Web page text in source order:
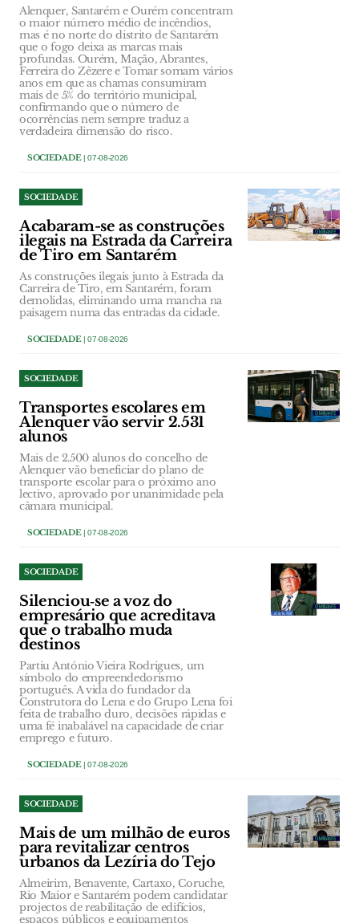
Alenquer, Santarém e Ourém concentram
o maior número médio de incêndios,
mas é no norte do distrito de Santarém
que o fogo deixa as marcas mais
profundas. Ourém, Mação, Abrantes,
Ferreira do Zêzere e Tomar somam vários
anos em que as chamas consumiram
mais de 5% do território municipal,
confirmando que o número de
ocorrências nem sempre traduz a
verdadeira dimensão do risco.
SOCIEDADE| 07-08-2026
SOCIEDADE
Acabaram-se as construções
ilegais na Estrada da Carreira
de Tiro em Santarém
As construções ilegais junto à Estrada da
Carreira de Tiro, em Santarém, foram
demolidas, eliminando uma mancha na
paisagem numa das entradas da cidade.
SOCIEDADE| 07-08-2026
SOCIEDADE
Transportes escolares em
Alenquer vão servir 2.531
alunos
Mais de 2.500 alunos do concelho de
Alenquer vão beneficiar do plano de
transporte escolar para o próximo ano
lectivo, aprovado por unanimidade pela
câmara municipal.
SOCIEDADE| 07-08-2026
SOCIEDADE
Silenciou‑se a voz do
empresário que acreditava
que o trabalho muda
destinos
Partiu António Vieira Rodrigues, um
símbolo do empreendedorismo
português. A vida do fundador da
Construtora do Lena e do Grupo Lena foi
feita de trabalho duro, decisões rápidas e
uma fé inabalável na capacidade de criar
emprego e futuro.
SOCIEDADE| 07-08-2026
SOCIEDADE
Mais de um milhão de euros
para revitalizar centros
urbanos da Lezíria do Tejo
Almeirim, Benavente, Cartaxo, Coruche,
Rio Maior e Santarém podem candidatar
projectos de reabilitação de edifícios,
espaços públicos e equipamentos